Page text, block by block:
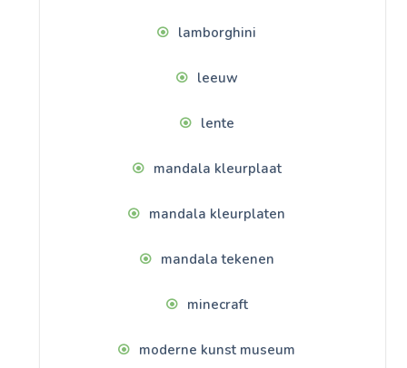
lamborghini
leeuw
lente
mandala kleurplaat
mandala kleurplaten
mandala tekenen
minecraft
moderne kunst museum